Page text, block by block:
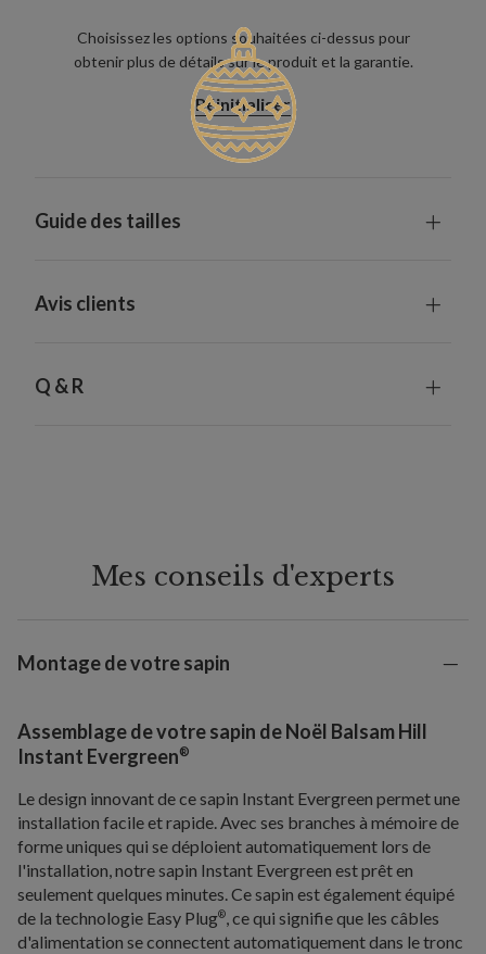
Choisissez les options souhaitées ci-dessus pour
obtenir plus de détails sur le produit et la garantie.
Réinitialiser
Guide des tailles
Avis clients
Q & R
Mes conseils d'experts
Montage de votre sapin
Assemblage de votre sapin de Noël Balsam Hill
Instant Evergreen®
Le design innovant de ce sapin Instant Evergreen permet une
installation facile et rapide. Avec ses branches à mémoire de
forme uniques qui se déploient automatiquement lors de
l'installation, notre sapin Instant Evergreen est prêt en
seulement quelques minutes. Ce sapin est également équipé
de la technologie Easy Plug®, ce qui signifie que les câbles
d'alimentation se connectent automatiquement dans le tronc